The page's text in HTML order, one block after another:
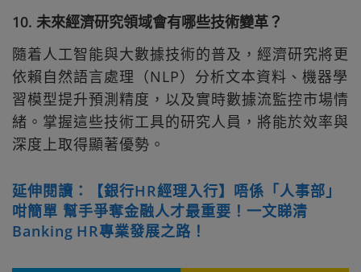
10. 未來經濟研究領域會有哪些技術變革？
隨着人工智能與大數據技術的普及，經濟研究將更
依賴自然語言處理（NLP）分析文本資料、機器學
習模型提升預測精度，以及實時數據流監控市場情
緒。掌握這些技術工具的研究人員，將能於效率與
深度上取得顯著優勢。
延伸閱讀：【銀行HR經理入行】唔係「人事部」
咁簡單 幫手爭奪金融人才最重要！一文睇清
Banking HR專業發展之路！